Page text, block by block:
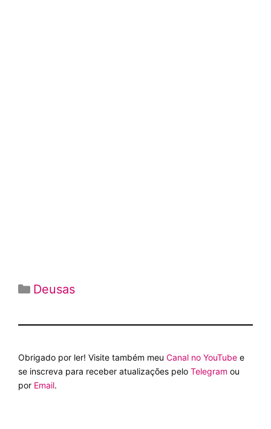
Categorias
Deusas
Obrigado por ler! Visite também meu Canal no YouTube e
se inscreva para receber atualizações pelo Telegram ou
por Email.